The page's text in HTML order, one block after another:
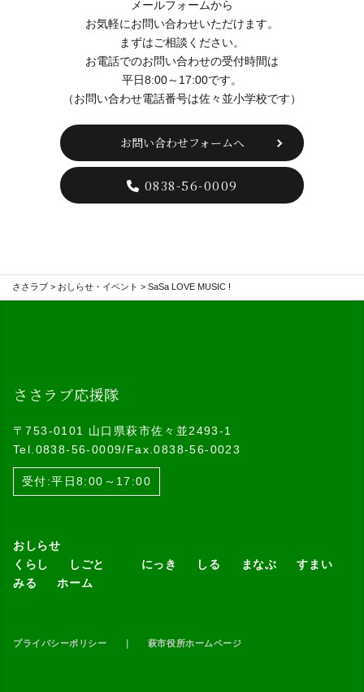
メールフォームから
お気軽にお問い合わせいただけます。
まずはご相談ください。
お電話でのお問い合わせの受付時間は
平日8:00～17:00です。
（お問い合わせ電話番号は佐々並小学校です）
お問い合わせフォームへ
0838-56-0009
ささラブ > おしらせ・イベント > SaSa LOVE MUSIC !
ささラブ応援隊
〒753-0101 山口県萩市佐々並2493-1
Tel.0838-56-0009/Fax.0838-56-0023
受付:平日8:00～17:00
おしらせ
くらし
しごと にっき しる まなぶ
すまい
みる
ホーム
プライバシーポリシー ｜ 萩市役所ホームページ